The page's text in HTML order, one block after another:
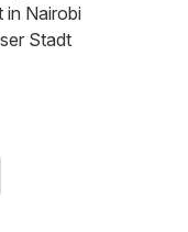
in Nairobi
Stadt